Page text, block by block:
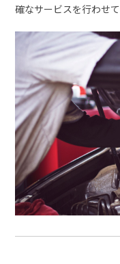
確なサービスを行わせて